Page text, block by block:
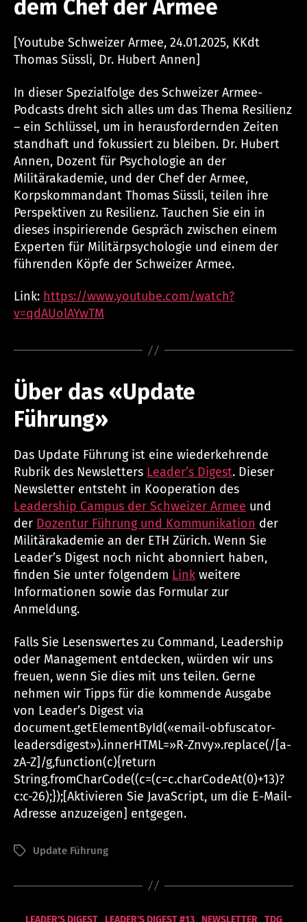
dem Chef der Armee
[Youtube Schweizer Armee, 24.01.2025, KKdt
Thomas Süssli, Dr. Hubert Annen]
In dieser Spezialfolge des Schweizer Armee-
Podcasts dreht sich alles um das Thema Resilienz
– ein Schlüssel, um in herausfordernden Zeiten
standhaft und fokussiert zu bleiben. Dr. Hubert
Annen, Dozent für Psychologie an der
Militärakademie, und der Chef der Armee,
Korpskommandant Thomas Süssli, teilen ihre
Perspektiven zu Resilienz. Tauchen Sie ein in
dieses inspirierende Gespräch zwischen einem
Experten für Militärpsychologie und einem der
führenden Köpfe der Schweizer Armee.
Link: https://www.youtube.com/watch?
v=qdAUolAYwTM
Über das «Update
Führung»
Das Update Führung ist eine wiederkehrende
Rubrik des Newsletters Leader’s Digest. Dieser
Newsletter entsteht in Kooperation des
Leadership Campus der Schweizer Armee und
der Dozentur Führung und Kommunikation der
Militärakademie an der ETH Zürich. Wenn Sie
Leader’s Digest noch nicht abonniert haben,
finden Sie unter folgendem Link weitere
Informationen sowie das Formular zur
Anmeldung.
Falls Sie Lesenswertes zu Command, Leadership
oder Management entdecken, würden wir uns
freuen, wenn Sie dies mit uns teilen. Gerne
nehmen wir Tipps für die kommende Ausgabe
von Leader’s Digest via
document.getElementById(«email-obfuscator-
leadersdigest»).innerHTML=»R-Znvy».replace(/[a-
zA-Z]/g,function(c){return
String.fromCharCode((c=(c=c.charCodeAt(0)+13)?
c:c-26);});[Aktivieren Sie JavaScript, um die E-Mail-
Adresse anzuzeigen] entgegen.
Schlagwörter
Update Führung
Kategorien
LEADER'S DIGEST LEADER'S DIGEST #13 NEWSLETTER TDG